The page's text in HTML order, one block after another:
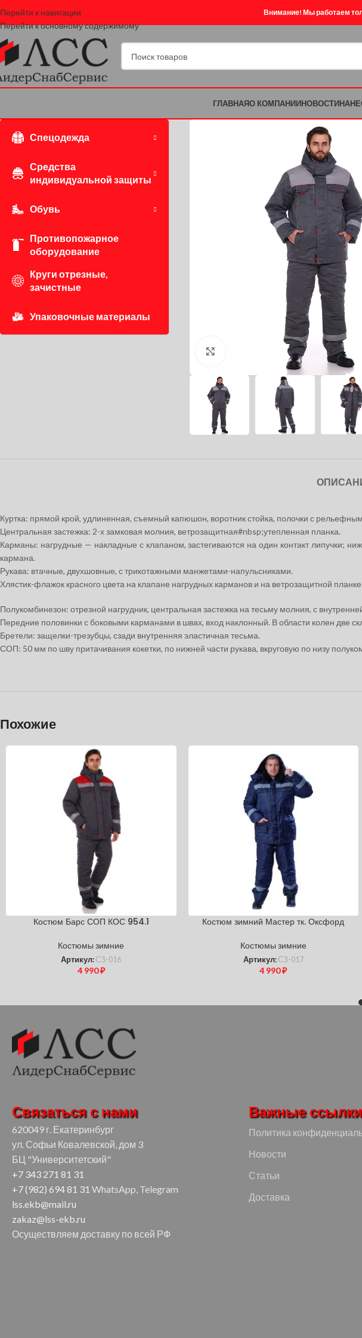
Перейти к навигации
Перейти к основному содержимому
Внимание! Мы работаем
ГЛАВНАЯО КОМПАНИИНОВОСТИ
Спецодежда
Средства
индивидуальной защиты
Обувь
Противопожарное
оборудование
Круги отрезные,
зачистные
Упаковочные материалы
Нажмите, чтобы увеличить
Куртка: прямой крой, удлиненная, съемный капюшон, воротник стойка, полочки с
Центральная застежка: 2-х замковая молния, ветрозащитная#nbsp;утепленная планка.
Карманы: нагрудные — накладные с клапаном, застегиваются на один контакт липучки;
кармана.
Рукава: втачные, двухшовные, с трикотажными манжетами-напульсниками.
Хлястик-флажок красного цвета на клапане нагрудных карманов и на ветрозащитной планке.
Полукомбинезон: отрезной нагрудник, центральная застежка на тесьму молния, с
Передние половинки с боковыми карманами в швах, вход наклонный. В области колен две
Бретели: защелки-трезубцы, сзади внутренняя эластичная тесьма.
СОП: 50 мм по шву притачивания кокетки, по нижней части рукава, вкруговую по низу
Похожие
Костюм Барс СОП КОС 954.1
Костюмы зимние
Артикул: СЗ-016
4 990₽
Костюм зимний Мастер тк. Оксфорд
Костюмы зимние
Артикул: СЗ-017
4 990₽
Связаться с нами
620049 г. Екатеринбург
ул. Софьи Ковалевской, дом 3
БЦ "Университетский"
+7 343 271 81 31
+7 (982) 694 81 31 WhatsApp, Telegram
lss.ekb@mail.ru
zakaz@lss-ekb.ru
Осуществляем доставку по всей РФ
Важные ссылки
Политика
Новости
Статьи
Доставка